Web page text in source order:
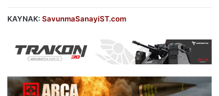
KAYNAK: SavunmaSanayiST.com